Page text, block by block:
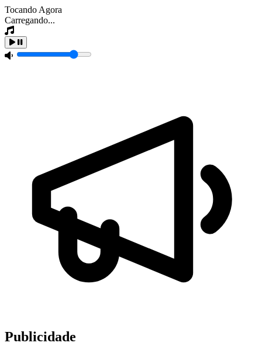
Tocando Agora
Carregando...
Publicidade